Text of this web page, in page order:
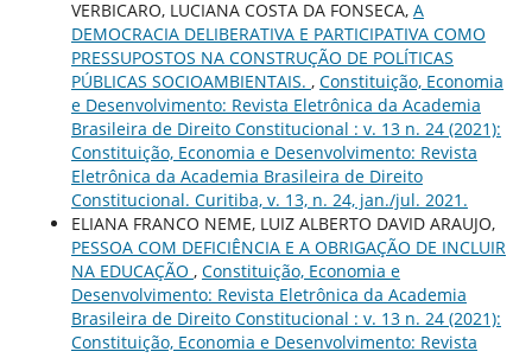
VERBICARO, LUCIANA COSTA DA FONSECA, A
DEMOCRACIA DELIBERATIVA E PARTICIPATIVA COMO
PRESSUPOSTOS NA CONSTRUÇÃO DE POLÍTICAS
PÚBLICAS SOCIOAMBIENTAIS. , Constituição, Economia
e Desenvolvimento: Revista Eletrônica da Academia
Brasileira de Direito Constitucional : v. 13 n. 24 (2021):
Constituição, Economia e Desenvolvimento: Revista
Eletrônica da Academia Brasileira de Direito
Constitucional. Curitiba, v. 13, n. 24, jan./jul. 2021.
ELIANA FRANCO NEME, LUIZ ALBERTO DAVID ARAUJO,
PESSOA COM DEFICIÊNCIA E A OBRIGAÇÃO DE INCLUIR
NA EDUCAÇÃO , Constituição, Economia e
Desenvolvimento: Revista Eletrônica da Academia
Brasileira de Direito Constitucional : v. 13 n. 24 (2021):
Constituição, Economia e Desenvolvimento: Revista